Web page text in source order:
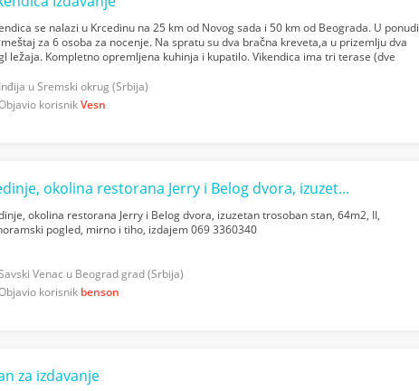
se nalazi u Krcedinu na 25 km od Novog sada i 50 km od Beograda. U ponudi
za 6 osoba za nocenje. Na spratu su dva bračna kreveta,a u prizemlju dva
ležaja. Kompletno opremljena kuhinja i kupatilo. Vikendica ima tri terase (dve
Inđija u Sremski okrug (Srbija)
korisnikVesn
Dedinje, okolina restorana Jerry i Belog dvora, izuzetan trosoban stan, 64m2
okolina restorana Jerry i Belog dvora, izuzetan trosoban stan, 64m2, II,
pogled, mirno i tiho, izdajem 069 3360340
Venac u Beograd grad (Srbija)
korisnik benson
za izdavanje